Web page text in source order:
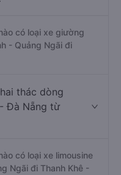
có loại xe giường
- Quảng Ngãi đi
thác dòng
Đà Nẵng từ
có loại xe limousine
Ngãi đi Thanh Khê -